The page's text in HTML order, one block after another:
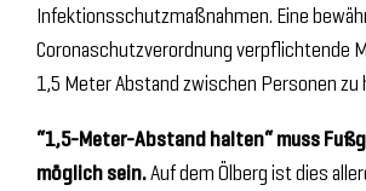
Infektionsschutzmaßnahmen. Eine
Coronaschutzverordnung verpflichtende
1,5 Meter Abstand zwischen Personen zu
“1,5-Meter-Abstand halten“ muss
möglich sein.Auf dem Ölberg ist dies